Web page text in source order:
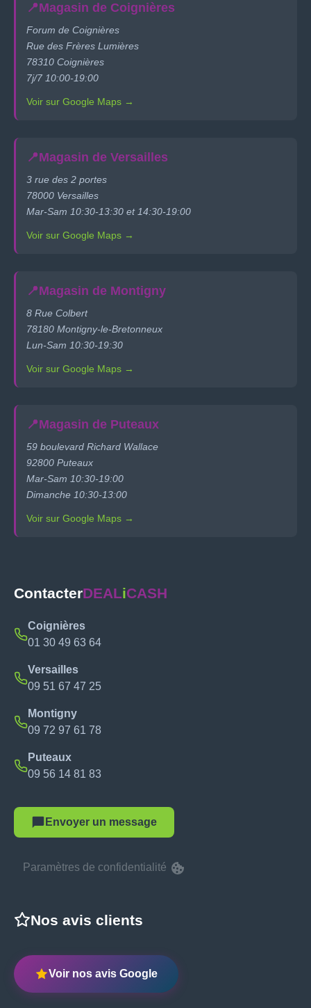
📍Magasin de Coignières
Forum de Coignières
Rue des Frères Lumières
78310 Coignières
7j/7 10:00-19:00
Voir sur Google Maps →
📍Magasin de Versailles
3 rue des 2 portes
78000 Versailles
Mar-Sam 10:30-13:30 et 14:30-19:00
Voir sur Google Maps →
📍Magasin de Montigny
8 Rue Colbert
78180 Montigny-le-Bretonneux
Lun-Sam 10:30-19:30
Voir sur Google Maps →
📍Magasin de Puteaux
59 boulevard Richard Wallace
92800 Puteaux
Mar-Sam 10:30-19:00
Dimanche 10:30-13:00
Voir sur Google Maps →
ContacterDEALiCASH
Coignières
01 30 49 63 64
Versailles
09 51 67 47 25
Montigny
09 72 97 61 78
Puteaux
09 56 14 81 83
Envoyer un message
Paramètres de confidentialité
Nos avis clients
Voir nos avis Google